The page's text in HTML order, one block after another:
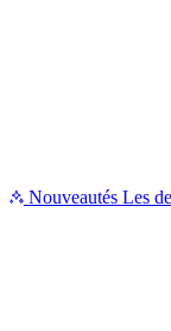
Nouveautés Les